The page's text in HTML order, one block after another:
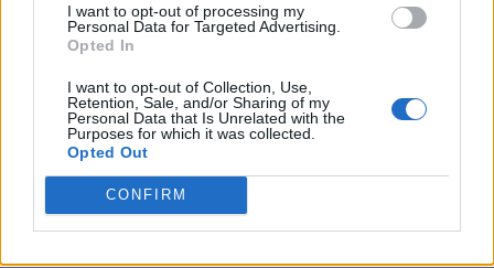
I want to opt-out of processing my
Personal Data for Targeted Advertising.
Opted In
I want to opt-out of Collection, Use,
Retention, Sale, and/or Sharing of my
Personal Data that Is Unrelated with the
Purposes for which it was collected.
Opted Out
CONFIRM
aver letto le istruzioni, ho dovuto
sito. Siccome sono all’antica, ho scelto di
avere il biglietto in stazione con la
procedura self service, ma sono abbastanza
confidente che anche le altre procedure